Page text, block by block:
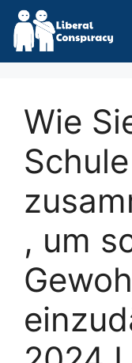
Skip
content
Wie
, um